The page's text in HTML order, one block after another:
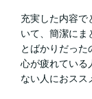
充実した内容で
いて、簡潔にま
とばかりだった
心が疲れている
ない人におスス